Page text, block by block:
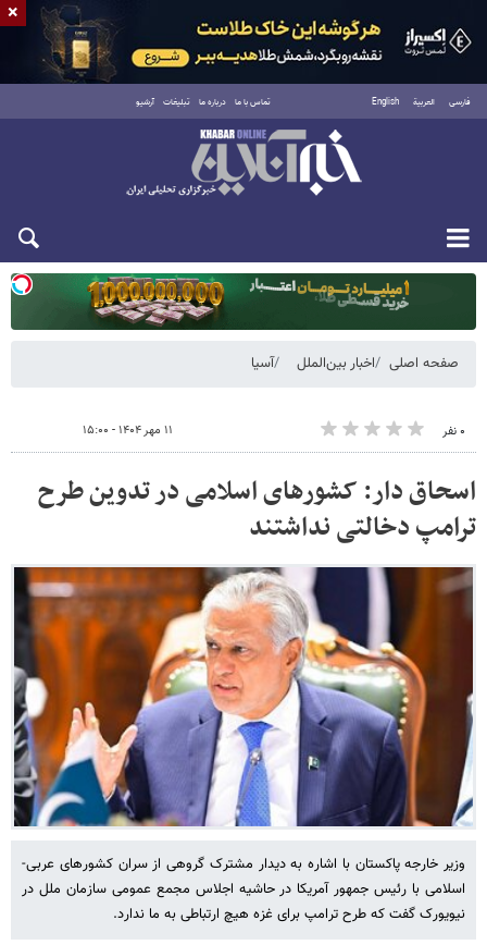
فارسی العربية English تماس با ما درباره ما تبلیغات آرشیو
یکشنبه ۱۸ مرداد ۱۴۰۵
صفحه اصلی اخبار بین‌الملل آسیا
۰ نفر ۱۱ مهر ۱۴۰۴ - ۱۵:۰۰
اسحاق‌ دار: کشورهای اسلامی در تدوین طرح
ترامپ دخالتی نداشتند
وزیر خارجه پاکستان با اشاره به دیدار مشترک گروهی از سران کشورهای عربی-
اسلامی با رئیس جمهور آمریکا در حاشیه اجلاس مجمع عمومی سازمان ملل در
نیویورک گفت که طرح ترامپ برای غزه هیچ ارتباطی به ما ندارد.
×